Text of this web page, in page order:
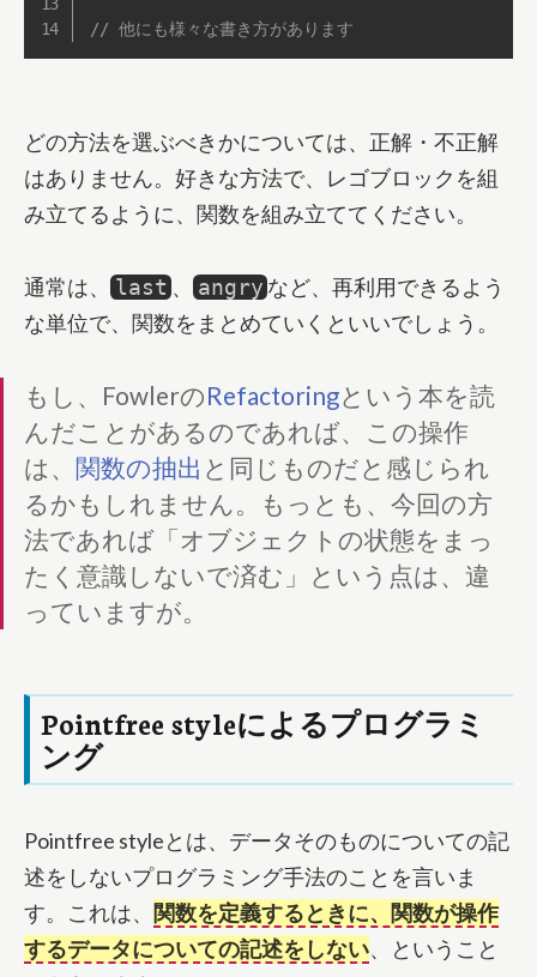
// 他にも様々な書き方があります
どの方法を選ぶべきかについては、正解・不正解
はありません。好きな方法で、レゴブロックを組
み立てるように、関数を組み立ててください。
通常は、 last 、 angry など、再利用できるよう
な単位で、関数をまとめていくといいでしょう。
もし、FowlerのRefactoringという本を読
んだことがあるのであれば、この操作
は、 関数の抽出 と同じものだと感じられ
るかもしれません。もっとも、今回の方
法であれば「オブジェクトの状態をまっ
たく意識しないで済む」という点は、違
っていますが。
Pointfree styleによるプログラミ
ング
Pointfree styleとは、データそのものについての記
述をしないプログラミング手法のことを言いま
す。これは、 関数を定義するときに、関数が操作
するデータについての記述をしない、ということ